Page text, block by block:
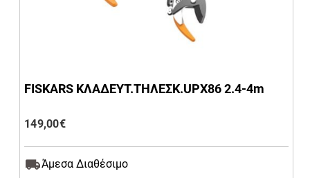
FISKARS ΚΛΑΔΕΥΤ.ΤΗΛΕΣΚ.UPX86 2.4-4m
149,00€
Άμεσα Διαθέσιμο